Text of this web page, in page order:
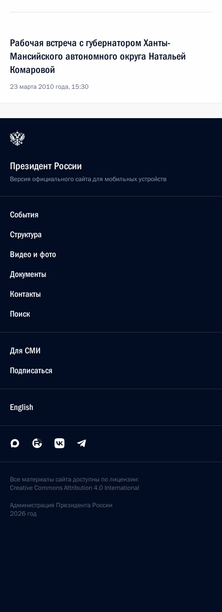
Рабочая встреча с губернатором Ханты-
Мансийского автономного округа Натальей
Комаровой
23 марта 2010 года, 15:30
Президент России
Версия официального сайта для мобильных устройств
События
Структура
Видео и фото
Документы
Контакты
Поиск
Для СМИ
Подписаться
English
Все материалы сайта доступны по лицензии:
Creative Commons Attribution 4.0 International
Администрация Президента России
2026 год